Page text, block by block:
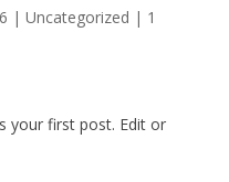
| Uncategorized | 1
your first post. Edit or